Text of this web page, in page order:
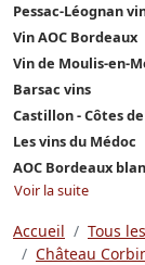
Pessac-Léognan
Vin AOC Bordeaux
Vin de Moulis-en-
Barsac vins
Castillon - Côtes
Les vins du Médoc
AOC Bordeaux
Voir la suite
Accueil Tous
Château